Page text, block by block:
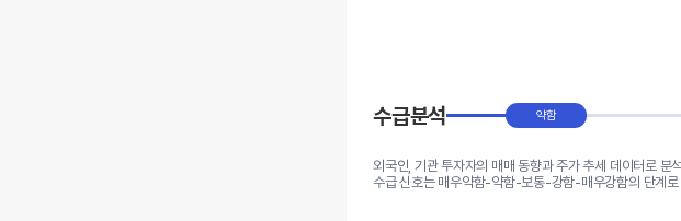
수급분석 약함
외국인, 기관 투자자의 매매 동향과 주가 추세 데이터로 분
수급 신호는 매우약함-약함-보통-강함-매우강함의 단계